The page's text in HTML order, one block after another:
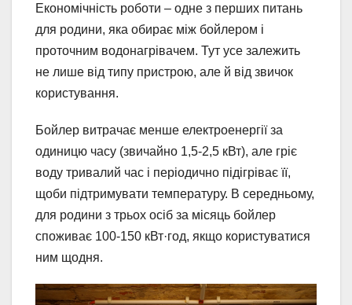
Економічність роботи – одне з перших питань
для родини, яка обирає між бойлером і
проточним водонагрівачем. Тут усе залежить
не лише від типу пристрою, але й від звичок
користування.
Бойлер витрачає менше електроенергії за
одиницю часу (звичайно 1,5-2,5 кВт), але гріє
воду тривалий час і періодично підігріває її,
щоби підтримувати температуру. В середньому,
для родини з трьох осіб за місяць бойлер
споживає 100-150 кВт·год, якщо користуватися
ним щодня.